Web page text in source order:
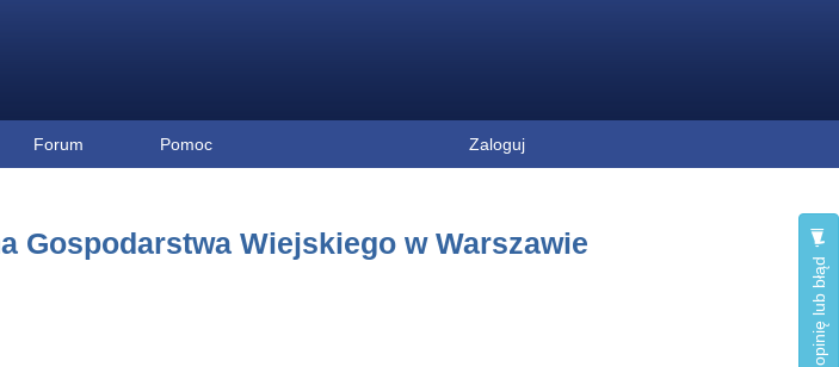
Forum Pomoc Zaloguj
Zgłoś opinię lub błąd
Gospodarstwa Wiejskiego w Warszawie